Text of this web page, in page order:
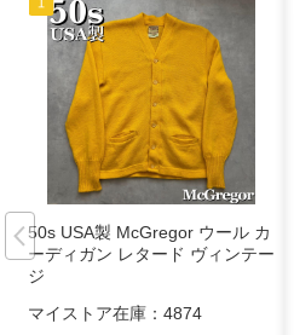
50s USA製 McGregor ウール カ
ーディガン レタード ヴィンテー
ジ
マイストア在庫： 4874